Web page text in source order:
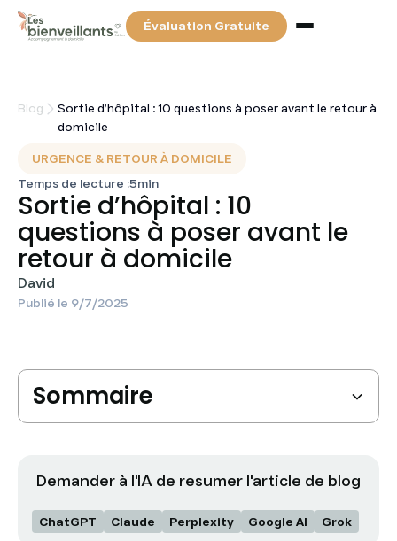
Évaluation Gratuite
Services
Tarifs & Financements
Partenaires
Blog
Recherchez votre auxiliaire de vie
dans les Alpes-Maritimes
Où vit la personne à accompagner ?
Blog
Sortie d’hôpital : 10 questions à poser avant le retour à
domicile
URGENCE & RETOUR À DOMICILE
Temps de lecture :5min
Sortie d’hôpital : 10
questions à poser avant le
retour à domicile
David
Publié le 9/7/2025
Demander à l'IA de resumer l'article de blog
ChatGPT Claude Perplexity Google AI Grok
Sommaire
avant la sortie
Ce que l’hôpital ne fait pas et que la famille doit
anticiper
Ce qui se passe quand la sortie est mal
préparée
L’approche des Bienveillants : le relais dès le